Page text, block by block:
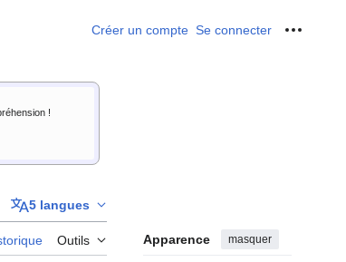
Créer un compte Se connecter Outils
!
5 langues
Outils Apparence masquer